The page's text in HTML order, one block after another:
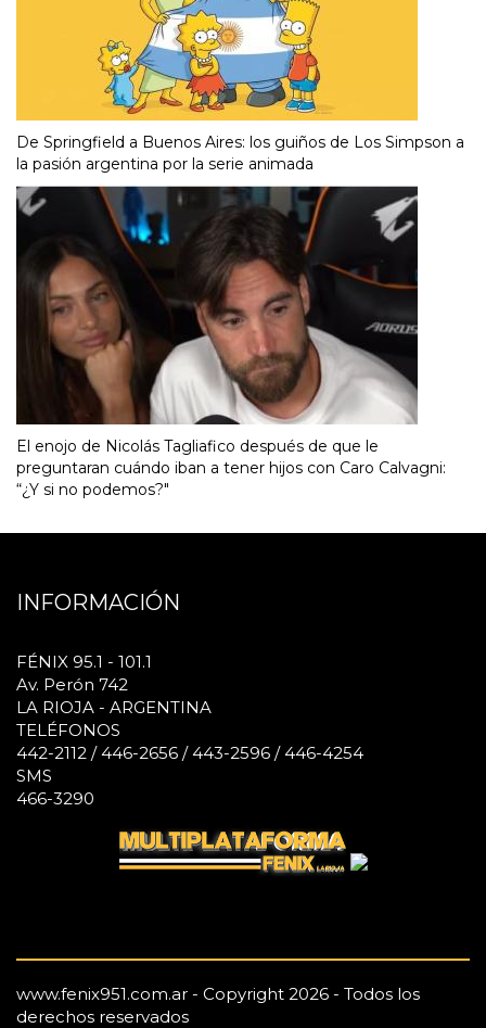
De Springfield a Buenos Aires: los guiños de Los Simpson a
la pasión argentina por la serie animada
El enojo de Nicolás Tagliafico después de que le
preguntaran cuándo iban a tener hijos con Caro Calvagni:
“¿Y si no podemos?"
INFORMACIÓN
FÉNIX 95.1 - 101.1
Av. Perón 742
LA RIOJA - ARGENTINA
TELÉFONOS
442-2112 / 446-2656 / 443-2596 / 446-4254
SMS
466-3290
www.fenix951.com.ar - Copyright 2026 - Todos los
derechos reservados